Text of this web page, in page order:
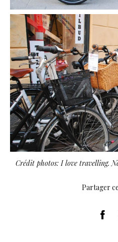
Crédit photos: I love travelling.
Partager